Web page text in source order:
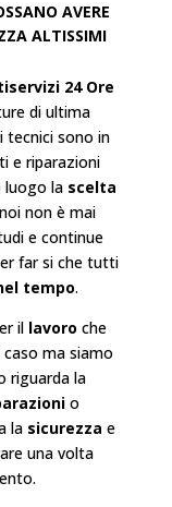
AVERE
ALTISSIMI
24 Ore
di ultima
tecnici sono in
e riparazioni
luogo la scelta
non è mai
e continue
far si che tutti
tempo.
il lavoro che
ma siamo
riguarda la
o
la sicurezza e
una volta